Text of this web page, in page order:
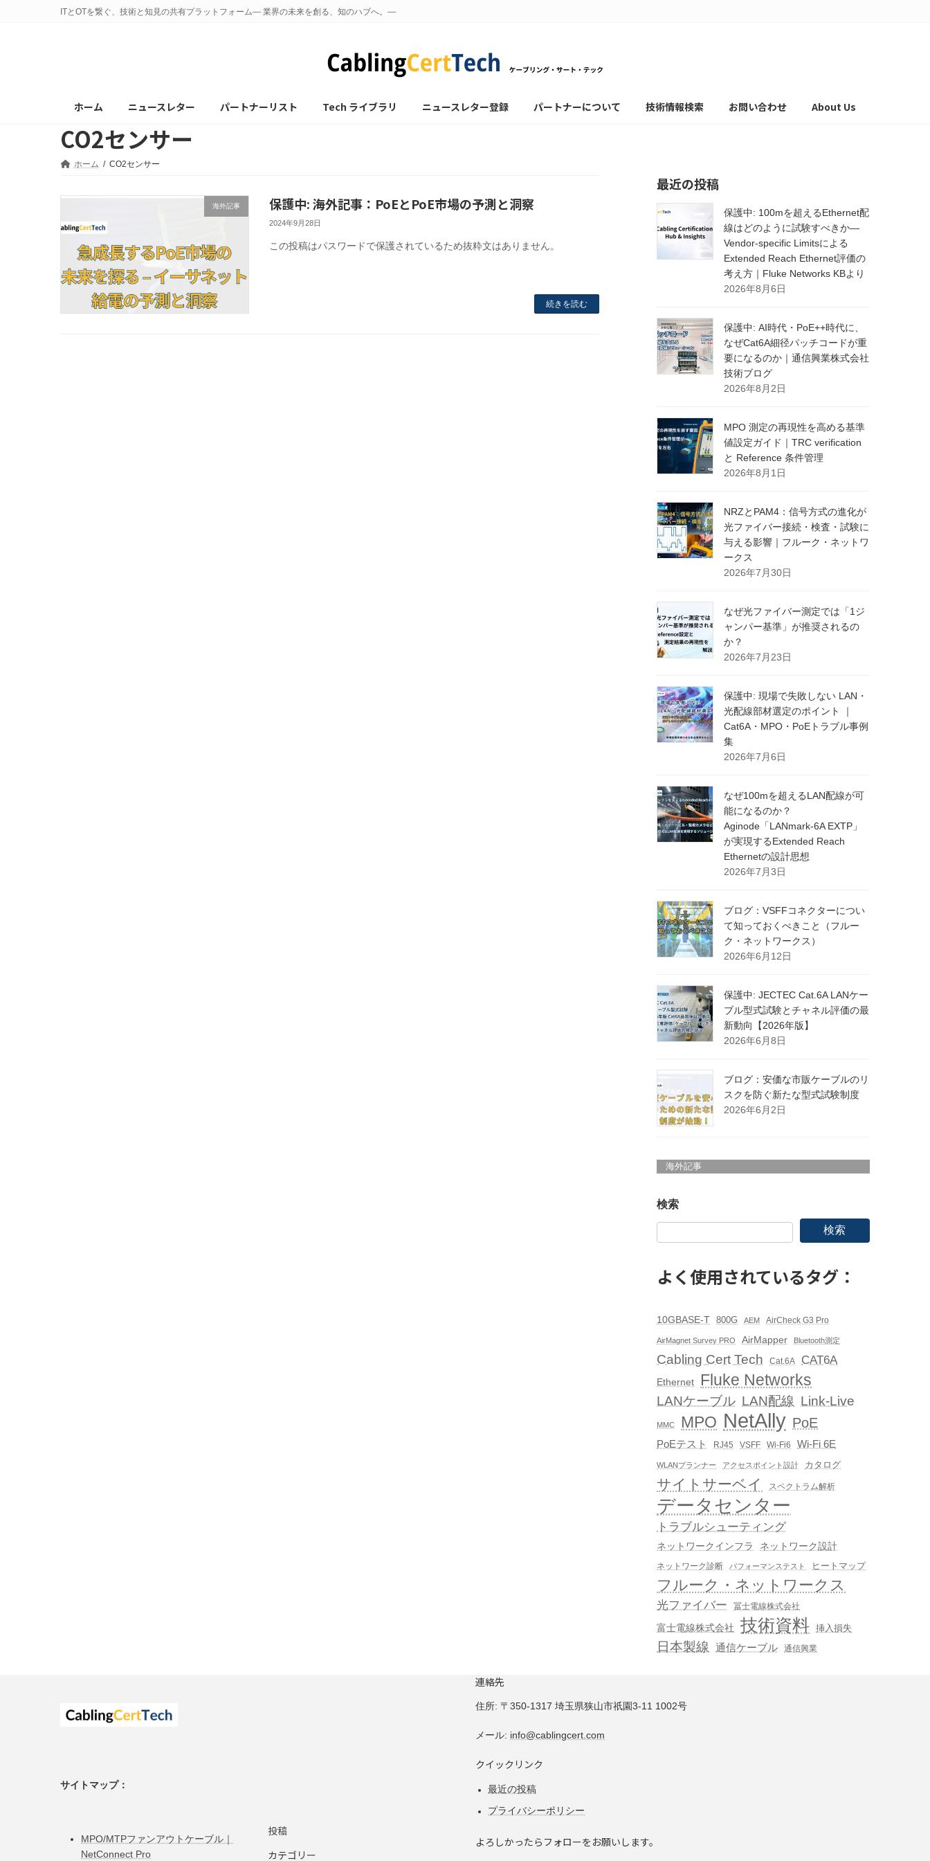
ITとOTを繋ぐ、技術と知見の共有プラットフォーム— 業界の未来を創る、知のハブへ。—
ホーム ニュースレター パートナーリスト Tech ライブラリ ニュースレター登録 パートナーについて 技術情報検索 お問い合わせ About Us
CO2センサー
ホーム CO2センサー
海外記事 保護中: 海外記事：PoEとPoE市場の予測と洞察
2024年9月28日
この投稿はパスワードで保護されているため抜粋文はありません。
続きを読む
最近の投稿
保護中: 100mを超えるEthernet配
線はどのように試験すべきか―
Vendor-specific Limitsによる
Extended Reach Ethernet評価の
考え方｜Fluke Networks KBより
2026年8月6日
保護中: AI時代・PoE++時代に、
なぜCat6A細径パッチコードが重
要になるのか｜通信興業株式会社
技術ブログ
2026年8月2日
MPO 測定の再現性を高める基準
値設定ガイド｜TRC verification
と Reference 条件管理
2026年8月1日
NRZとPAM4：信号方式の進化が
光ファイバー接続・検査・試験に
与える影響｜フルーク・ネットワ
ークス
2026年7月30日
なぜ光ファイバー測定では「1ジ
ャンパー基準」が推奨されるの
か？
2026年7月23日
保護中: 現場で失敗しない LAN・
光配線部材選定のポイント ｜
Cat6A・MPO・PoEトラブル事例
集
2026年7月6日
なぜ100mを超えるLAN配線が可
能になるのか？
Aginode「LANmark-6A EXTP」
が実現するExtended Reach
Ethernetの設計思想
2026年7月3日
ブログ：VSFFコネクターについ
て知っておくべきこと（フルー
ク・ネットワークス）
2026年6月12日
保護中: JECTEC Cat.6A LANケー
ブル型式試験とチャネル評価の最
新動向【2026年版】
2026年6月8日
ブログ：安価な市販ケーブルのリ
スクを防ぐ新たな型式試験制度
2026年6月2日
海外記事
検索
検索
よく使用されているタグ：
10GBASE-T 800G AEM AirCheck G3 Pro
AirMagnet Survey PRO AirMapper Bluetooth測定
Cabling Cert Tech Cat.6A CAT6A
Ethernet Fluke Networks
LANケーブル LAN配線 Link-Live
MMC MPO NetAlly PoE
PoEテスト RJ45 VSFF Wi-Fi6 Wi-Fi 6E
WLANプランナー アクセスポイント設計 カタログ
サイトサーベイ スペクトラム解析
データセンター
トラブルシューティング
ネットワークインフラ ネットワーク設計
ネットワーク診断 パフォーマンステスト ヒートマップ
フルーク・ネットワークス
光ファイバー 冨士電線株式会社
富士電線株式会社 技術資料 挿入損失
日本製線 通信ケーブル 通信興業
サイトマップ：
MPO/MTPファンアウトケーブル｜
NetConnect Pro
投稿
カテゴリー
連絡先
住所: 〒350-1317 埼玉県狭山市祇園3-11 1002号
メール: info@cablingcert.com
クイックリンク
最近の投稿
プライバシーポリシー
よろしかったらフォローをお願いします。